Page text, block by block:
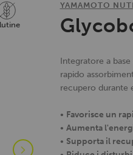
YAMAMOTO
Integratore a
rapido
recupero durante
• Favorisce un
• Aumenta
• Supporta il